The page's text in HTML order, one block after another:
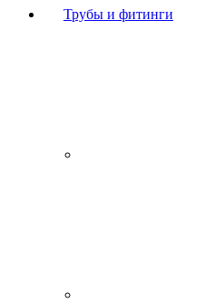
Трубы и фитинги